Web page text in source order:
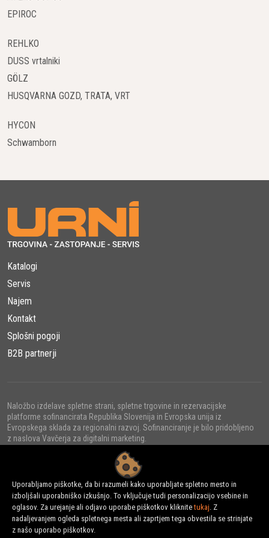
DXR 140
impresivno moč in natančnost za rušenje betona, opeke in
DXR 270
DXR 300: Ta model je največji in najmočnejši v seriji.
Zasnovan je za težke in zahtevne naloge, kot so rušenje
debelih betonskih sten in temeljev. Kljub svoji velikosti je
še vedno prenosen in omogoča enostavno upravljanje.
Namen in Uporaba
Rušilni roboti DXR Husqvarna Construction se uporabljajo za
širok spekter nalog v gradbeni industriji. Njihov glavni namen je
rušenje in odstranjevanje betona, opeke, kamna, keramike in
drugih trdnih materialov. Uporabljajo se lahko pri različnih
projektih, kot so:
spopadajo z rušenjem notranjih in zunanjih sten ter
stropov.
Odstranjevanje talnih oblog
prostorov je enostavno odstraniti stare talne obloge, kot
so keramične ploščice, s pomočjo rušilnih robotov.
Rušenje temeljev: Za rušenje betonskih temeljev in
fundacij so rušilni roboti odlična izbira.
Uporabljamo piškotke, da bi razumeli kako uporabljate spletno mesto in
izboljšali uporabniško izkušnjo. To vključuje tudi personalizacijo vsebine in
oglasov. Za urejanje ali odjavo uporabe piškotkov kliknitetukaj. Z
nadaljevanjem ogleda spletnega mesta ali zaprtjem tega obvestila se strinjate
z našo uporabo piškotkov.
EPIROC
REHLKO
DUSS vrtalniki
GÖLZ
HUSQVARNA GOZD, TRATA, VRT
HYCON
Schwamborn
Katalogi
Servis
Najem
Kontakt
Splošni pogoji
B2B partnerji
Naložbo izdelave spletne strani, spletne trgovine in rezervacijske
platforme sofinancirata Republika Slovenija in Evropska unija iz
Evropskega sklada za regionalni razvoj. Sofinanciranje je bilo pridobljeno
z naslova Vavčerja za digitalni marketing.
© 2022 - URNI d.o.o., Vse pravice pridržane.